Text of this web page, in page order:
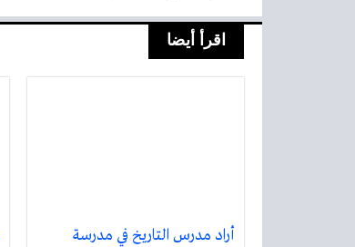
اقرأ أيضا
أراد مدرس التاريخ في مدرسة